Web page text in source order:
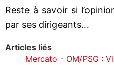
Reste à savoir si
par ses dirigeants…
Articles liés
Mercato - OM/PSG :